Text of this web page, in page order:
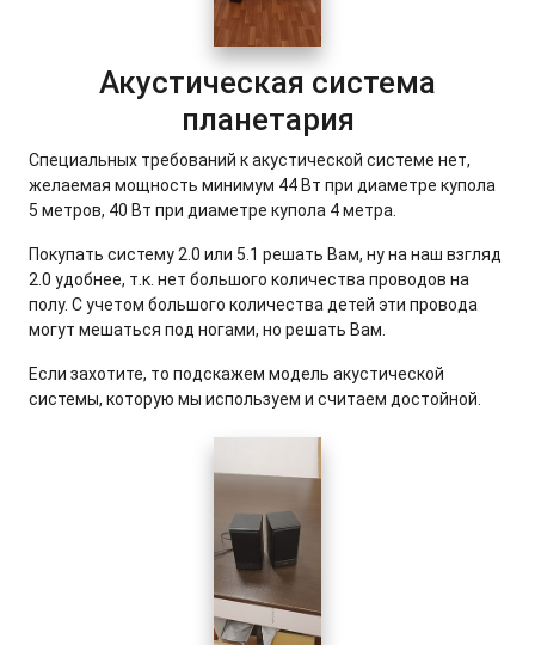
Акустическая система
планетария
Специальных требований к акустической системе нет,
желаемая мощность минимум 44 Вт при диаметре купола
5 метров, 40 Вт при диаметре купола 4 метра.
Покупать систему 2.0 или 5.1 решать Вам, ну на наш взгляд
2.0 удобнее, т.к. нет большого количества проводов на
полу. С учетом большого количества детей эти провода
могут мешаться под ногами, но решать Вам.
Если захотите, то подскажем модель акустической
системы, которую мы используем и считаем достойной.